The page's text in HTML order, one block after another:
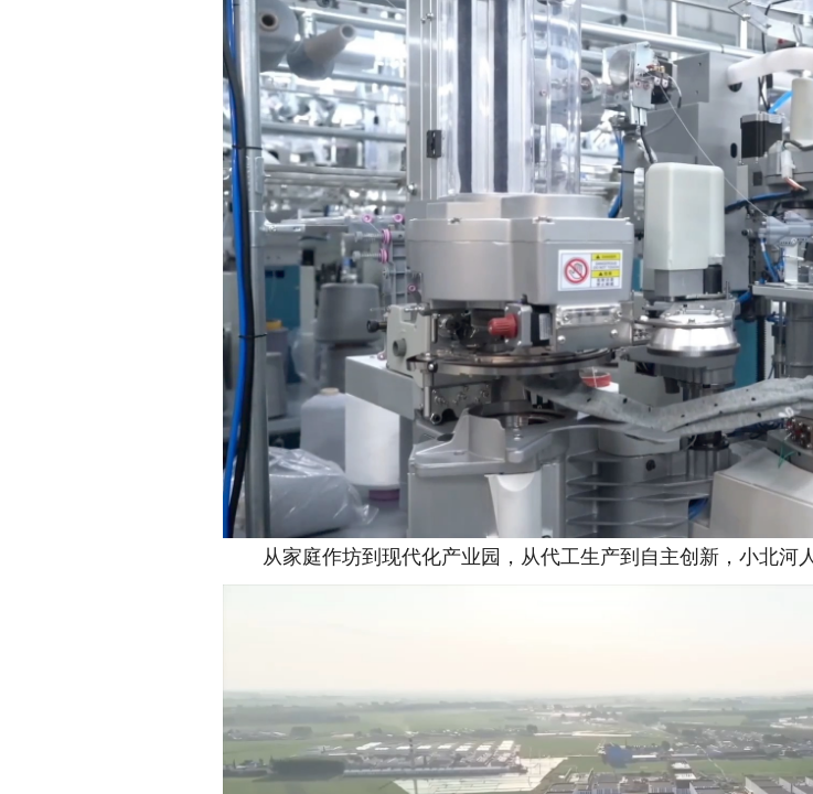
从家庭作坊到现代化产业园，从代工生产到自主创新，小北河